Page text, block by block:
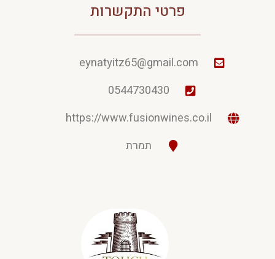
פרטי התקשרות
eynatyitz65@gmail.com
0544730430
https://www.fusionwines.co.il
תמרת